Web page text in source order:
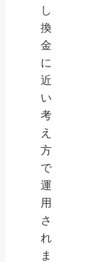
し
換
金
に
近
い
考
え
方
で
運
用
さ
れ
ま